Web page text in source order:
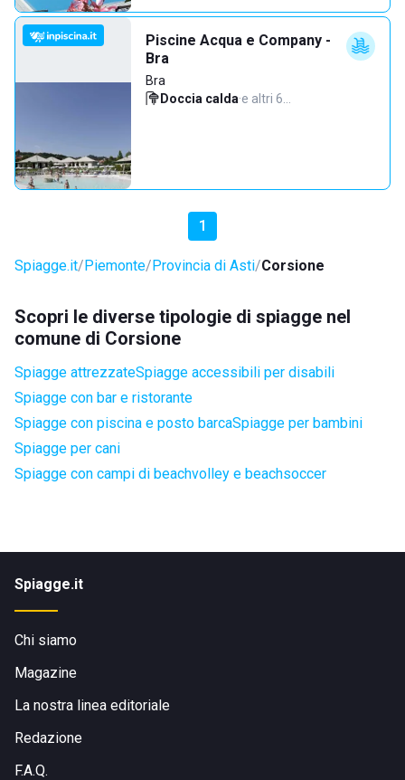
Piscine Acqua e Company -
Bra
Bra
Doccia calda·e altri 6…
1
Spiagge.it Piemonte Provincia di Asti Corsione
Scopri le diverse tipologie di spiagge nel
comune di Corsione
Spiagge attrezzateSpiagge accessibili per disabili
Spiagge con bar e ristorante
Spiagge con piscina e posto barcaSpiagge per bambini
Spiagge per cani
Spiagge con campi di beachvolley e beachsoccer
Spiagge.it
Chi siamo
Magazine
La nostra linea editoriale
Redazione
F.A.Q.